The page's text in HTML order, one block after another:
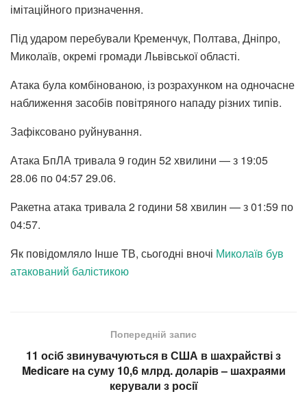
імітаційного призначення.
Під ударом перебували Кременчук, Полтава, Дніпро,
Миколаїв, окремі громади Львівської області.
Атака була комбінованою, із розрахунком на одночасне
наближення засобів повітряного нападу різних типів.
Зафіксовано руйнування.
Атака БпЛА тривала 9 годин 52 хвилини — з 19:05
28.06 по 04:57 29.06.
Ракетна атака тривала 2 години 58 хвилин — з 01:59 по
04:57.
Як повідомляло Інше ТВ, сьогодні вночі Миколаїв був
атакований балістикою
Попередній запис
11 осіб звинувачуються в США в шахрайстві з
Medicare на суму 10,6 млрд. доларів – шахраями
керували з росії